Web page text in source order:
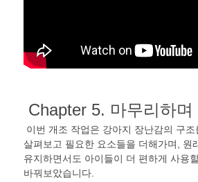
Chapter 5. 마무리하며
이번 개조 작업은 강아지 장난감의 구조
살펴보고 필요한 요소들을 더해가며
원
유지하면서도 아이들이 더 편하게 사용
바꿔보았습니다